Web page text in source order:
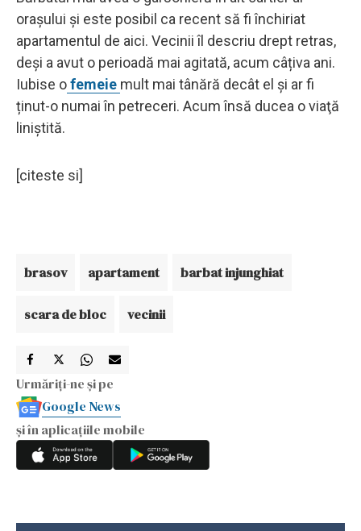
oraşului şi este posibil ca recent să fi închiriat
apartamentul de aici. Vecinii îl descriu drept retras,
deși a avut o perioadă mai agitată, acum câțiva ani.
Iubise ofemeie mult mai tânără decât el și ar fi
ținut-o numai în petreceri. Acum însă ducea o viaţă
liniştită.
[citeste si]
brasov apartament barbat injunghiat
scara de bloc vecinii
Urmăriți-ne și pe
Google News
și în aplicațiile mobile